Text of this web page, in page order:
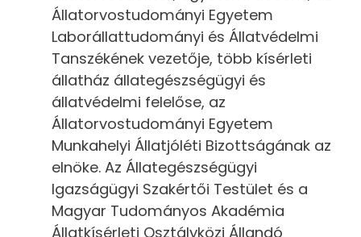
Állatorvostudományi Egyetem
Laborállattudományi és Állatvédelmi
Tanszékének vezetője, több kísérleti
állatház állategészségügyi és
állatvédelmi felelőse, az
Állatorvostudományi Egyetem
Munkahelyi Állatjóléti Bizottságának az
elnöke. Az Állategészségügyi
Igazságügyi Szakértői Testület és a
Magyar Tudományos Akadémia
Állatkísérleti Osztályközi Állandó